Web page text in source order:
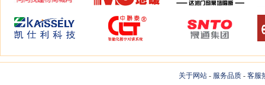
关于网站 - 服务品质 - 客服